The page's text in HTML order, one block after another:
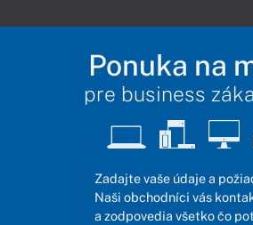
Ponuka na
pre business
Zadajte vaše údaje a
Naši obchodníci vás
a zodpovedia všetko čo